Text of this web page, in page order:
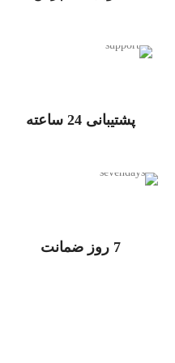
پشتیبانی 24 ساعته
7 روز ضمانت